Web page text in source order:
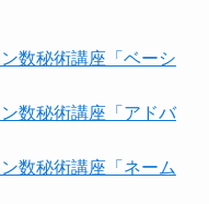
数秘術講座「ベーシ
数秘術講座「アドバ
数秘術講座「ネーム